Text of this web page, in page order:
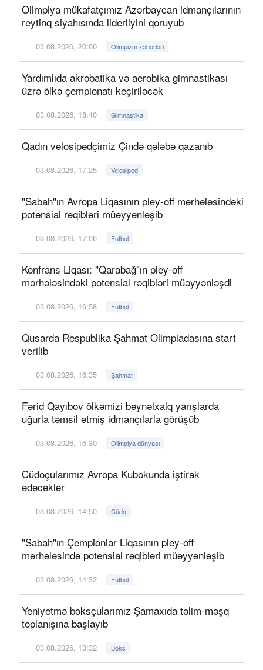
Olimpiya mükafatçımız Azərbaycan idmançılarının
reytinq siyahısında liderliyini qoruyub
03.08.2026, 20:00 Olimpizm xəbərləri
Yardımlıda akrobatika və aerobika gimnastikası
üzrə ölkə çempionatı keçiriləcək
03.08.2026, 18:40 Gimnastika
Qadın velosipedçimiz Çində qələbə qazanıb
03.08.2026, 17:25 Velosiped
"Sabah"ın Avropa Liqasının pley-off mərhələsindəki
potensial rəqibləri müəyyənləşib
03.08.2026, 17:06 Futbol
Konfrans Liqası: "Qarabağ"ın pley-off
mərhələsindəki potensial rəqibləri müəyyənləşdi
03.08.2026, 16:58 Futbol
Qusarda Respublika Şahmat Olimpiadasına start
verilib
03.08.2026, 16:35 Şahmat
Fərid Qayıbov ölkəmizi beynəlxalq yarışlarda
uğurla təmsil etmiş idmançılarla görüşüb
03.08.2026, 16:30 Olimpiya dünyası
Cüdoçularımız Avropa Kubokunda iştirak
edəcəklər
03.08.2026, 14:50 Cüdo
"Sabah"ın Çempionlar Liqasının pley-off
mərhələsində potensial rəqibləri müəyyənləşib
03.08.2026, 14:32 Futbol
Yeniyetmə boksçularımız Şamaxıda təlim-məşq
toplanışına başlayıb
03.08.2026, 13:32 Boks